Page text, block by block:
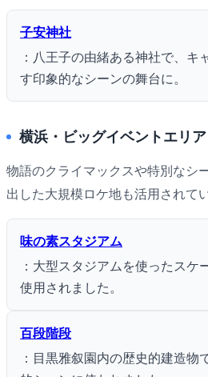
子安神社
：八王子の由緒ある神社で、キ
す印象的なシーンの舞台に。
横浜・ビッグイベントエリア
物語のクライマックスや特別なシ
出した大規模ロケ地も活用されて
味の素スタジアム
：大型スタジアムを使ったスケ
使用されました。
百段階段
：目黒雅叙園内の歴史的建造物